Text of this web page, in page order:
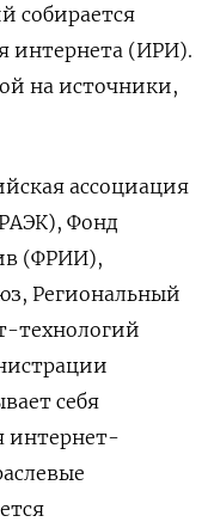
собирается
интернета (ИРИ).
на источники,
ассоциация
Фонд
(ФРИИ),
Региональный
технологий
себя
интернет-